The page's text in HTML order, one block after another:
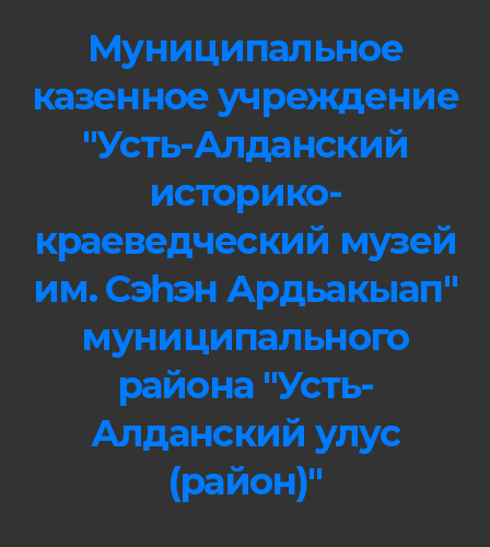
Муниципальное
казенное учреждение
"Усть-Алданский
историко-
краеведческий музей
им. Сэһэн Ардьакыап"
муниципального
района "Усть-
Алданский улус
(район)"